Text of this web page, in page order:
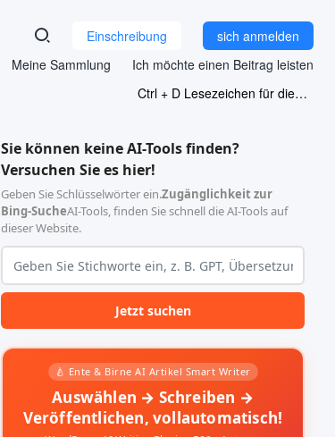
sich anmelden
Einschreibung
Meine Sammlung
Ich möchte einen Beitrag leisten
Ctrl + D Lesezeichen für diese Seite
Sie können keine AI-Tools finden?
Versuchen Sie es hier!
Geben Sie Schlüsselwörter ein.Zugänglichkeit zur
Bing-SucheAI-Tools, finden Sie schnell die AI-Tools auf
dieser Website.
Jetzt suchen
🍐 Ente & Birne AI Artikel Smart Writer
Auswählen → Schreiben →
Veröffentlichen, vollautomatisch!